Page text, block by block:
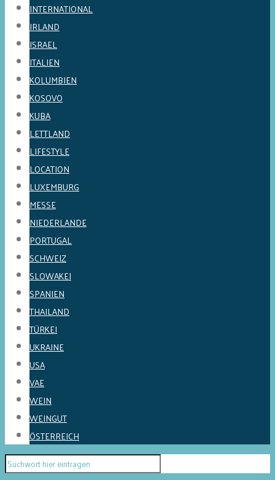
INTERNATIONAL
IRLAND
ISRAEL
ITALIEN
KOLUMBIEN
KOSOVO
KUBA
LETTLAND
LIFESTYLE
LOCATION
LUXEMBURG
MESSE
NIEDERLANDE
PORTUGAL
SCHWEIZ
SLOWAKEI
SPANIEN
THAILAND
TÜRKEI
UKRAINE
USA
VAE
WEIN
WEINGUT
ÖSTERREICH